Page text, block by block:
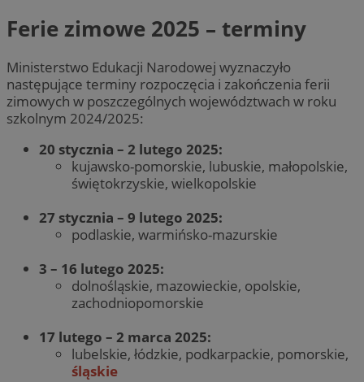
Ferie zimowe 2025 – terminy
Ministerstwo Edukacji Narodowej wyznaczyło
następujące terminy rozpoczęcia i zakończenia ferii
zimowych w poszczególnych województwach w roku
szkolnym 2024/2025:
20 stycznia – 2 lutego 2025:
kujawsko-pomorskie, lubuskie, małopolskie,
świętokrzyskie, wielkopolskie
27 stycznia – 9 lutego 2025:
podlaskie, warmińsko-mazurskie
3 – 16 lutego 2025:
dolnośląskie, mazowieckie, opolskie,
zachodniopomorskie
17 lutego – 2 marca 2025:
lubelskie, łódzkie, podkarpackie, pomorskie,
śląskie